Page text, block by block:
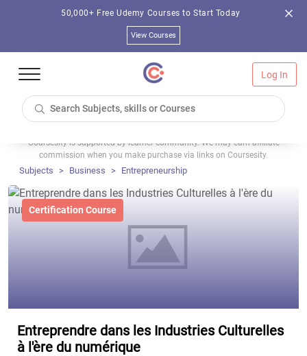
50,000+ Free Udemy Courses to Start Today
View Courses
Log In
Coursesity is supported by learner community. We may earn affiliate
commission when you make purchase via links on Coursesity.
Subjects Business Entrepreneurship
Certification Course
Entreprendre dans les Industries Culturelles
à l'ère du numérique